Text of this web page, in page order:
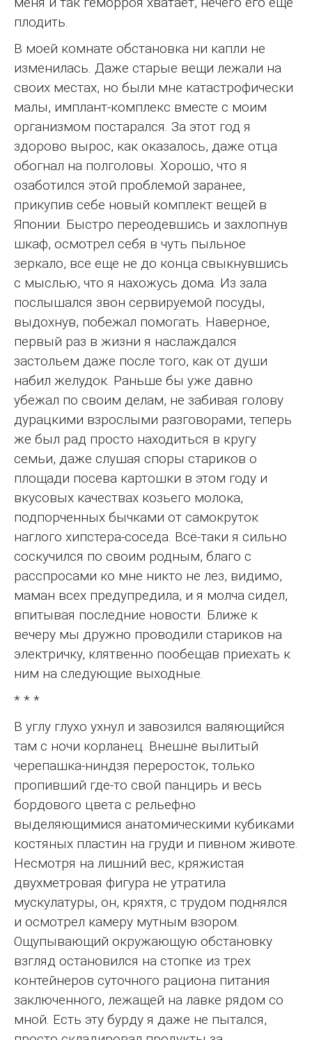
плодить.
В моей комнате обстановка ни капли не
изменилась. Даже старые вещи лежали на
своих местах, но были мне катастрофически
малы, имплант-комплекс вместе с моим
организмом постарался. За этот год я
здорово вырос, как оказалось, даже отца
обогнал на полголовы. Хорошо, что я
озаботился этой проблемой заранее,
прикупив себе новый комплект вещей в
Японии. Быстро переодевшись и захлопнув
шкаф, осмотрел себя в чуть пыльное
зеркало, все еще не до конца свыкнувшись
с мыслью, что я нахожусь дома. Из зала
послышался звон сервируемой посуды,
выдохнув, побежал помогать. Наверное,
первый раз в жизни я наслаждался
застольем даже после того, как от души
набил желудок. Раньше бы уже давно
убежал по своим делам, не забивая голову
дурацкими взрослыми разговорами, теперь
же был рад просто находиться в кругу
семьи, даже слушая споры стариков о
площади посева картошки в этом году и
вкусовых качествах козьего молока,
подпорченных бычками от самокруток
наглого хипстера-соседа. Всё-таки я сильно
соскучился по своим родным, благо с
расспросами ко мне никто не лез, видимо,
маман всех предупредила, и я молча сидел,
впитывая последние новости. Ближе к
вечеру мы дружно проводили стариков на
электричку, клятвенно пообещав приехать к
ним на следующие выходные.
* * *
В углу глухо ухнул и завозился валяющийся
там с ночи корланец. Внешне вылитый
черепашка-ниндзя переросток, только
пропивший где-то свой панцирь и весь
бордового цвета с рельефно
выделяющимися анатомическими кубиками
костяных пластин на груди и пивном животе.
Несмотря на лишний вес, кряжистая
двухметровая фигура не утратила
мускулатуры, он, кряхтя, с трудом поднялся
и осмотрел камеру мутным взором.
Ощупывающий окружающую обстановку
взгляд остановился на стопке из трех
контейнеров суточного рациона питания
заключенного, лежащей на лавке рядом со
мной. Есть эту бурду я даже не пытался,